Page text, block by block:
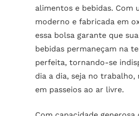
alimentos e bebidas. Com
moderno e fabricada em
essa bolsa garante que
bebidas permaneçam na
perfeita, tornando-se
dia a dia, seja no trabalho,
em passeios ao ar livre.